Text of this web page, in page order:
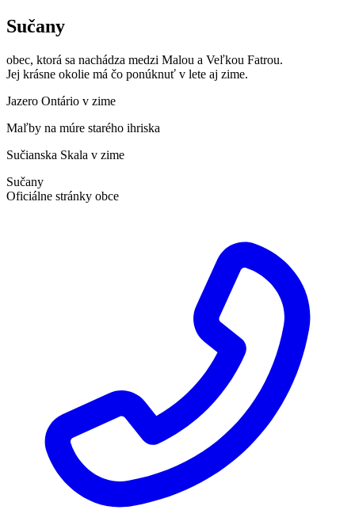
Sučany
obec, ktorá sa nachádza medzi Malou a Veľkou Fatrou.
Jej krásne okolie má čo ponúknuť v lete aj zime.
Jazero Ontário v zime
Maľby na múre starého ihriska
Sučianska Skala v zime
Sučany
Oficiálne stránky obce